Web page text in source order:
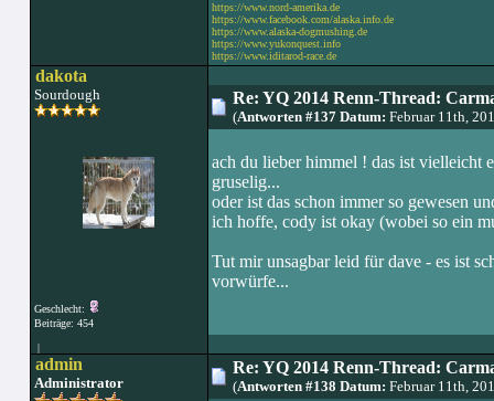
https://www.nord-amerika.de
https://www.facebook.com/alaska.info.de
https://www.alaska-dogmushing.de
https://www.yukonquest.info
https://www.iditarod-race.de
dakota
Sourdough
Geschlecht:
Beiträge: 454
|
Re: YQ 2014 Renn-Thread:
(Antworten #137 Datum: Februar 11th,
ach du lieber himmel ! das ist vielleicht
gruselig...
oder ist das schon immer so gewesen
ich hoffe, cody ist okay (wobei so ein
Tut mir unsagbar leid für dave - es ist
vorwürfe...
admin
Administrator
Re: YQ 2014 Renn-Thread:
(Antworten #138 Datum: Februar 11th,